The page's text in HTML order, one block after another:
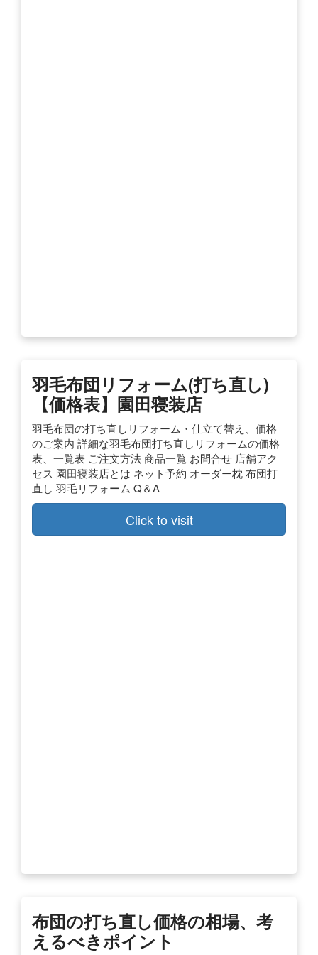
羽毛布団リフォーム(打ち直し)
【価格表】園田寝装店
羽毛布団の打ち直しリフォーム・仕立て替え、価格
のご案内 詳細な羽毛布団打ち直しリフォームの価格
表、一覧表 ご注文方法 商品一覧 お問合せ 店舗アク
セス 園田寝装店とは ネット予約 オーダー枕 布団打
直し 羽毛リフォーム Q＆A
Click to visit
布団の打ち直し価格の相場、考
えるべきポイント